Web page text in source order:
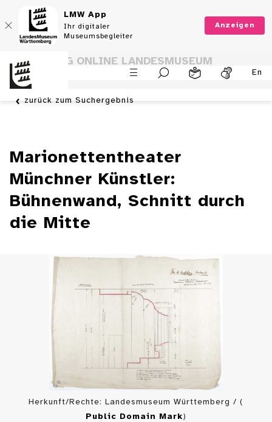
LMW App
Ihr digitaler
Museumsbegleiter
Anzeigen
En
SAMMLUNG ONLINE LANDESMUSEUM
WÜRTTEMBERG
zurück zum Suchergebnis
Marionettentheater
Münchner Künstler:
Bühnenwand, Schnitt durch
die Mitte
Herkunft/Rechte: Landesmuseum Württemberg / (
Public Domain Mark)